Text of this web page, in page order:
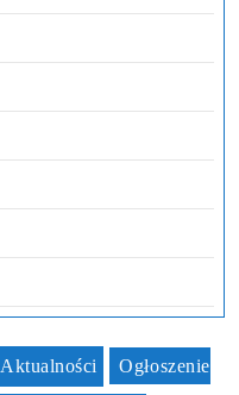
Aktualności Ogłoszenie